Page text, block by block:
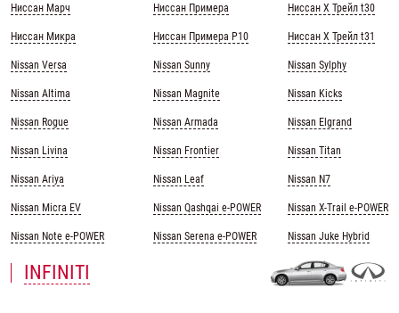
Ниссан Марч
Ниссан Микра
Nissan Versa
Nissan Altima
Nissan Rogue
Nissan Livina
Nissan Ariya
Nissan Micra EV
Nissan Note e-POWER
Ниссан Примера
Ниссан Примера Р10
Nissan Sunny
Nissan Magnite
Nissan Armada
Nissan Frontier
Nissan Leaf
Nissan Qashqai e-POWER
Nissan Serena e-POWER
Ниссан Х Трейл t30
Ниссан Х Трейл t31
Nissan Sylphy
Nissan Kicks
Nissan Elgrand
Nissan Titan
Nissan N7
Nissan X-Trail e-POWER
Nissan Juke Hybrid
INFINITI